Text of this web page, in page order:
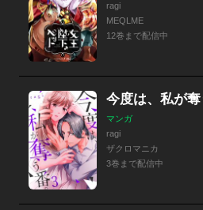
ragi
MEQLME
12巻まで配信中
今度は、私が奪
マンガ
ragi
ザクロマニカ
3巻まで配信中